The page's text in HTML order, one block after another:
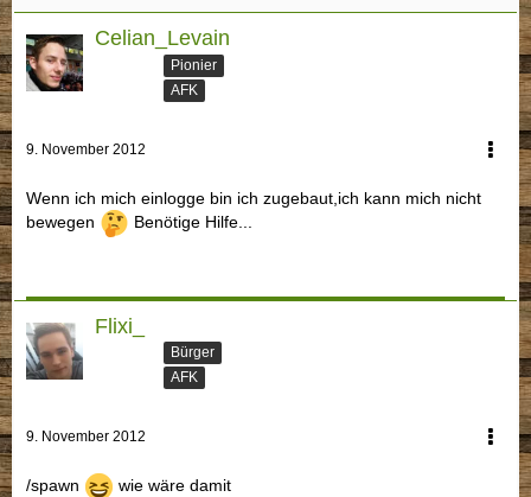
Celian_Levain
Pionier
AFK
9. November 2012
Wenn ich mich einlogge bin ich zugebaut,ich kann mich nicht
bewegen
Benötige Hilfe...
Flixi_
Bürger
AFK
9. November 2012
/spawn wie wäre damit